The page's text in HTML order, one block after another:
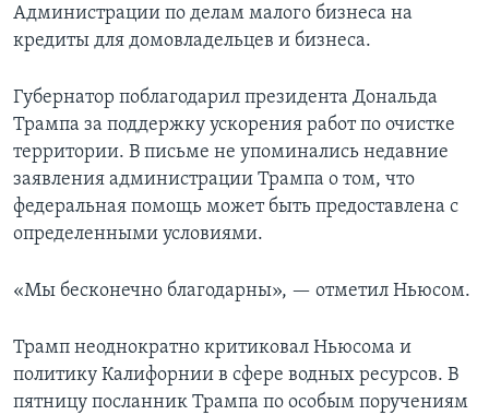
Администрации по делам малого бизнеса на
кредиты для домовладельцев и бизнеса.
Губернатор поблагодарил президента Дональда
Трампа за поддержку ускорения работ по очистке
территории. В письме не упоминались недавние
заявления администрации Трампа о том, что
федеральная помощь может быть предоставлена с
определенными условиями.
«Мы бесконечно благодарны», — отметил Ньюсом.
Трамп неоднократно критиковал Ньюсома и
политику Калифорнии в сфере водных ресурсов. В
пятницу посланник Трампа по особым поручениям